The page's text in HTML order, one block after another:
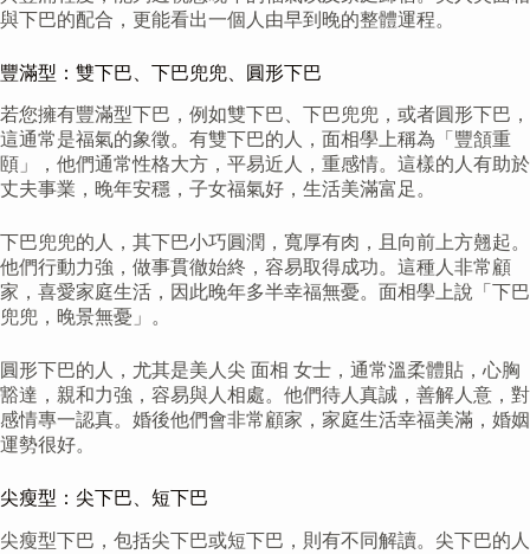
與下巴的配合，更能看出一個人由早到晚的整體運程。
豐滿型：雙下巴、下巴兜兜、圓形下巴
若您擁有豐滿型下巴，例如雙下巴、下巴兜兜，或者圓形下巴，
這通常是福氣的象徵。有雙下巴的人，面相學上稱為「豐頷重
頤」，他們通常性格大方，平易近人，重感情。這樣的人有助於
丈夫事業，晚年安穩，子女福氣好，生活美滿富足。
下巴兜兜的人，其下巴小巧圓潤，寬厚有肉，且向前上方翹起。
他們行動力強，做事貫徹始終，容易取得成功。這種人非常顧
家，喜愛家庭生活，因此晚年多半幸福無憂。面相學上說「下巴
兜兜，晚景無憂」。
圓形下巴的人，尤其是美人尖 面相 女士，通常溫柔體貼，心胸
豁達，親和力強，容易與人相處。他們待人真誠，善解人意，對
感情專一認真。婚後他們會非常顧家，家庭生活幸福美滿，婚姻
運勢很好。
尖瘦型：尖下巴、短下巴
尖瘦型下巴，包括尖下巴或短下巴，則有不同解讀。尖下巴的人